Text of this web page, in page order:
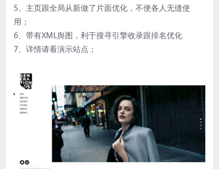
5、主页跟全局从新做了片面优化，不便各人无缝使
用；
6、带有XML舆图，利于搜寻引擎收录跟排名优化
7、详情请看演示站点；